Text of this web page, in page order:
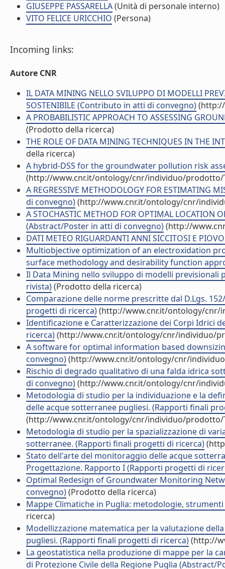
GIUSEPPE PASSARELLA(Unità di personale interno)
VITO FELICE URICCHIO (Persona)
Incoming links:
Autore CNR
IL DATA MINING NELLO SVILUPPO DI MODELLI
SOSTENIBILE (Contributo in atti di convegno)
A PROBABILISTIC APPROACH TO ASSESSING
(Prodotto della ricerca)
THE ROLE OF DATA MINING TECHNIQUES IN THE
della ricerca)
A hybrid-DSS for the groundwater pollution risk
(http://www.cnr.it/ontology/cnr/individuo/prodotto/
A REGRESSIVE METHODOLOGY FOR ESTIMATING
di convegno)(http://www.cnr.it/ontology/cnr/
A STOCHASTIC METHOD FOR OPTIMAL LOCATION
(Abstract/Poster in atti di convegno)(http://
DATI METEO RIGUARDANTI ANNI SICCITOSI E
Multiobjective optimization of an electroxidation
surface methodology and desirability function
Il Data Mining nello sviluppo di modelli
rivista)(Prodotto della ricerca)
Comparazione delle norme prescritte dal D.Lgs.
progetti di ricerca)(http://www.cnr.it/ontology/cnr/
Identificazione e Caratterizzazione dei Corpi Idrici
ricerca)(http://www.cnr.it/ontology/cnr/individuo/
A software for optimal information based
convegno)(http://www.cnr.it/ontology/cnr/
Rischio di degrado qualitativo di una falda idrica
di convegno)(http://www.cnr.it/ontology/cnr/
Metodologia di studio per la individuazione e la
delle acque sotterranee pugliesi. (Rapporti finali
(http://www.cnr.it/ontology/cnr/individuo/prodotto/
Metodologia di studio per la spazializzazione di
sotterranee. (Rapporti finali progetti di ricerca)
Stato dell'arte del monitoraggio delle acque
Progettazione. Rapporto I (Rapporti progetti di
Optimal Redesign of Groundwater Monitoring
convegno)(Prodotto della ricerca)
Mappe Climatiche in Puglia: metodologie,
ricerca)
Modellizzazione matematica per la valutazione
pugliesi. (Rapporti finali progetti di ricerca)(http://
La geostatistica nella produzione di mappe per la
di Protezione Civile della Regione Puglia (Abstract/